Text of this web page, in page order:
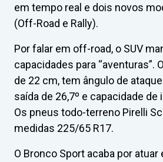
em tempo real e dois novos
(Off-Road e Rally).
Por falar em off-road, o SUV
capacidades para “aventuras”.
de 22 cm, tem ângulo de
saída de 26,7º e capacidade
Os pneus todo-terreno Pirelli
medidas 225/65 R17.
O Bronco Sport acaba por